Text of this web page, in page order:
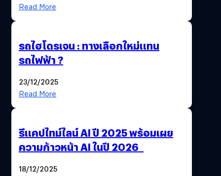
Read More
รถไฮโดรเจน : ทางเลือกใหม่แทน
รถไฟฟ้า ?
23/12/2025
Read More
รีแคปไทม์ไลน์ AI ปี 2025 พร้อมเผย
ความก้าวหน้า AI ในปี 2026
18/12/2025